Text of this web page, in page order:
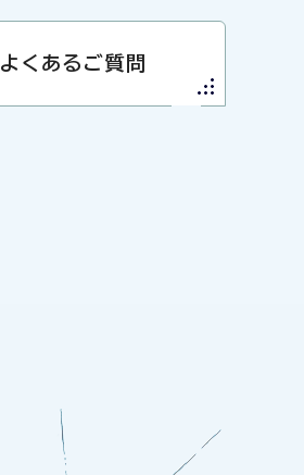
よくあるご質問